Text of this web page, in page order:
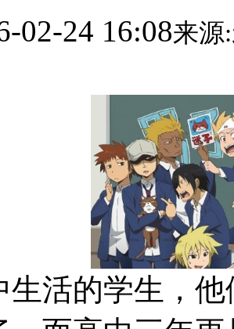
02-24 16:08来源:
生活的学生，